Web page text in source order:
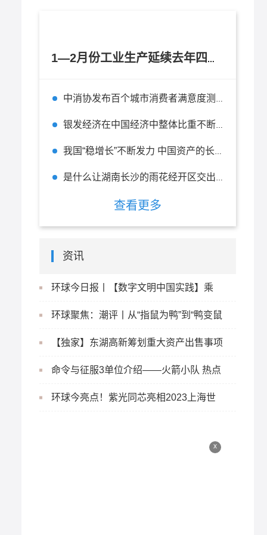
1—2月份工业生产延续去年四季度以来逐月回升态势
中消协发布百个城市消费者满意度测评报告 杭州位列全国百城第二
银发经济在中国经济中整体比重不断上升 在未来有无限的前景
我国“稳增长”不断发力 中国资产的长期投资价值不改
是什么让湖南长沙的雨花经开区交出一张“五好”园区的精彩答卷？
查看更多
资讯
环球今日报丨【数字文明中国实践】乘
“数”而上，山东跑出加“数”度
环球聚焦：潮评丨从“指鼠为鸭”到“鸭变鼠
头”，食堂怎成了信任重灾区？
【独家】东湖高新筹划重大资产出售事项
命令与征服3单位介绍——火箭小队 热点
在线
环球今亮点！紫光同芯亮相2023上海世
x